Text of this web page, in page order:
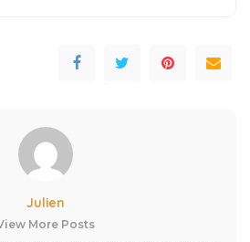
Julien
More Posts